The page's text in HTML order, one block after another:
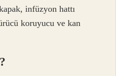
infüzyon hattı
koruyucu ve kan